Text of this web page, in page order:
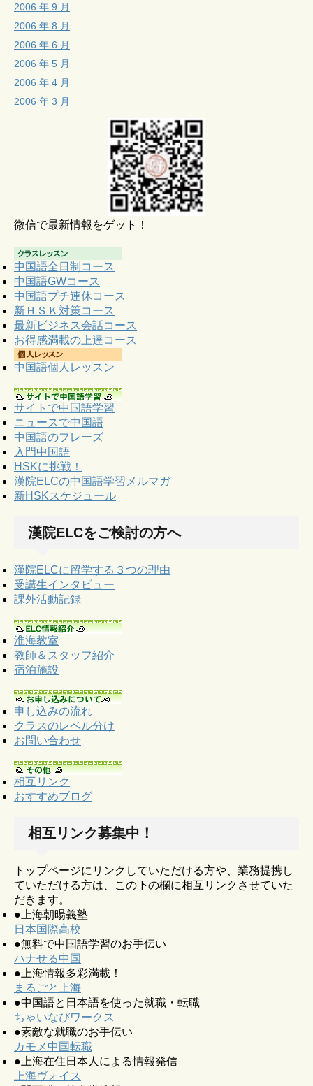
2006 年 9 月
2006 年 8 月
2006 年 6 月
2006 年 5 月
2006 年 4 月
2006 年 3 月
微信で最新情報をゲット！
中国語全日制コース
中国語GWコース
中国語プチ連休コース
新ＨＳＫ対策コース
最新ビジネス会話コース
お得感満載の上達コース
中国語個人レッスン
サイトで中国語学習
ニュースで中国語
中国語のフレーズ
入門中国語
HSKに挑戦！
漢院ELCの中国語学習メルマガ
新HSKスケジュール
漢院ELCをご検討の方へ
漢院ELCに留学する３つの理由
受講生インタビュー
課外活動記録
淮海教室
教師＆スタッフ紹介
宿泊施設
申し込みの流れ
クラスのレベル分け
お問い合わせ
相互リンク
おすすめブログ
相互リンク募集中！
トップページにリンクしていただける方や、業務提携し
ていただける方は、この下の欄に相互リンクさせていた
だきます。
●上海朝暘義塾
日本国際高校
●無料で中国語学習のお手伝い
ハナせる中国
●上海情報多彩満載！
まるごと上海
●中国語と日本語を使った就職・転職
ちゃいなびワークス
●素敵な就職のお手伝い
カモメ中国転職
●上海在住日本人による情報発信
上海ヴォイス